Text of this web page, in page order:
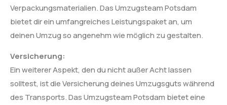
Verpackungsmaterialien. Das Umzugsteam Potsdam
bietet dir ein umfangreiches Leistungspaket an, um
deinen Umzug so angenehm wie möglich zu gestalten.
Versicherung:
Ein weiterer Aspekt, den du nicht außer Acht lassen
solltest, ist die Versicherung deines Umzugsguts während
des Transports. Das Umzugsteam Potsdam bietet eine